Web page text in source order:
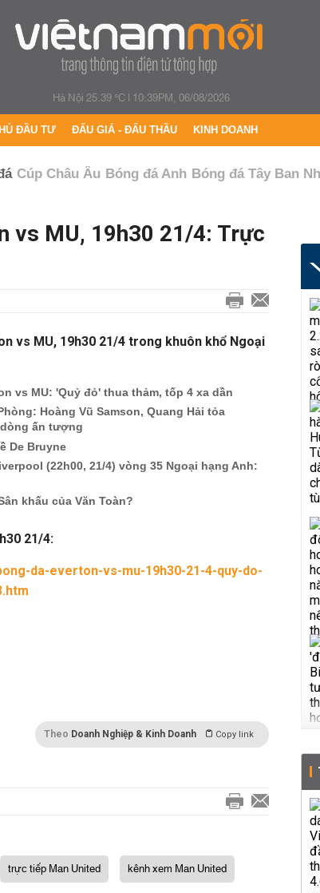
Hà Nội 25.39 °C| 10:39PM, 06/08/2026
ĐẦU TƯ ĐẤU GIÁ - ĐẤU THẦU KINH DOANH
Cúp Châu Âu Bóng đá Anh Bóng đá Tây Ban
vs MU, 19h30 21/4: Trực
vs MU, 19h30 21/4 trong khuôn khổ Ngoại
vs MU: 'Quỷ đỏ' thua thảm, tốp 4 xa dần
Hoàng Vũ Samson, Quang Hải tỏa
ấn tượng
De Bruyne
(22h00, 21/4) vòng 35 Ngoại hạng Anh:
khấu của Văn Toàn?
21/4:
da-everton-vs-mu-19h30-21-4-quy-do-
Theo Doanh Nghiệp & Kinh Doanh Copy link
trực tiếp Man United kênh xem Man United